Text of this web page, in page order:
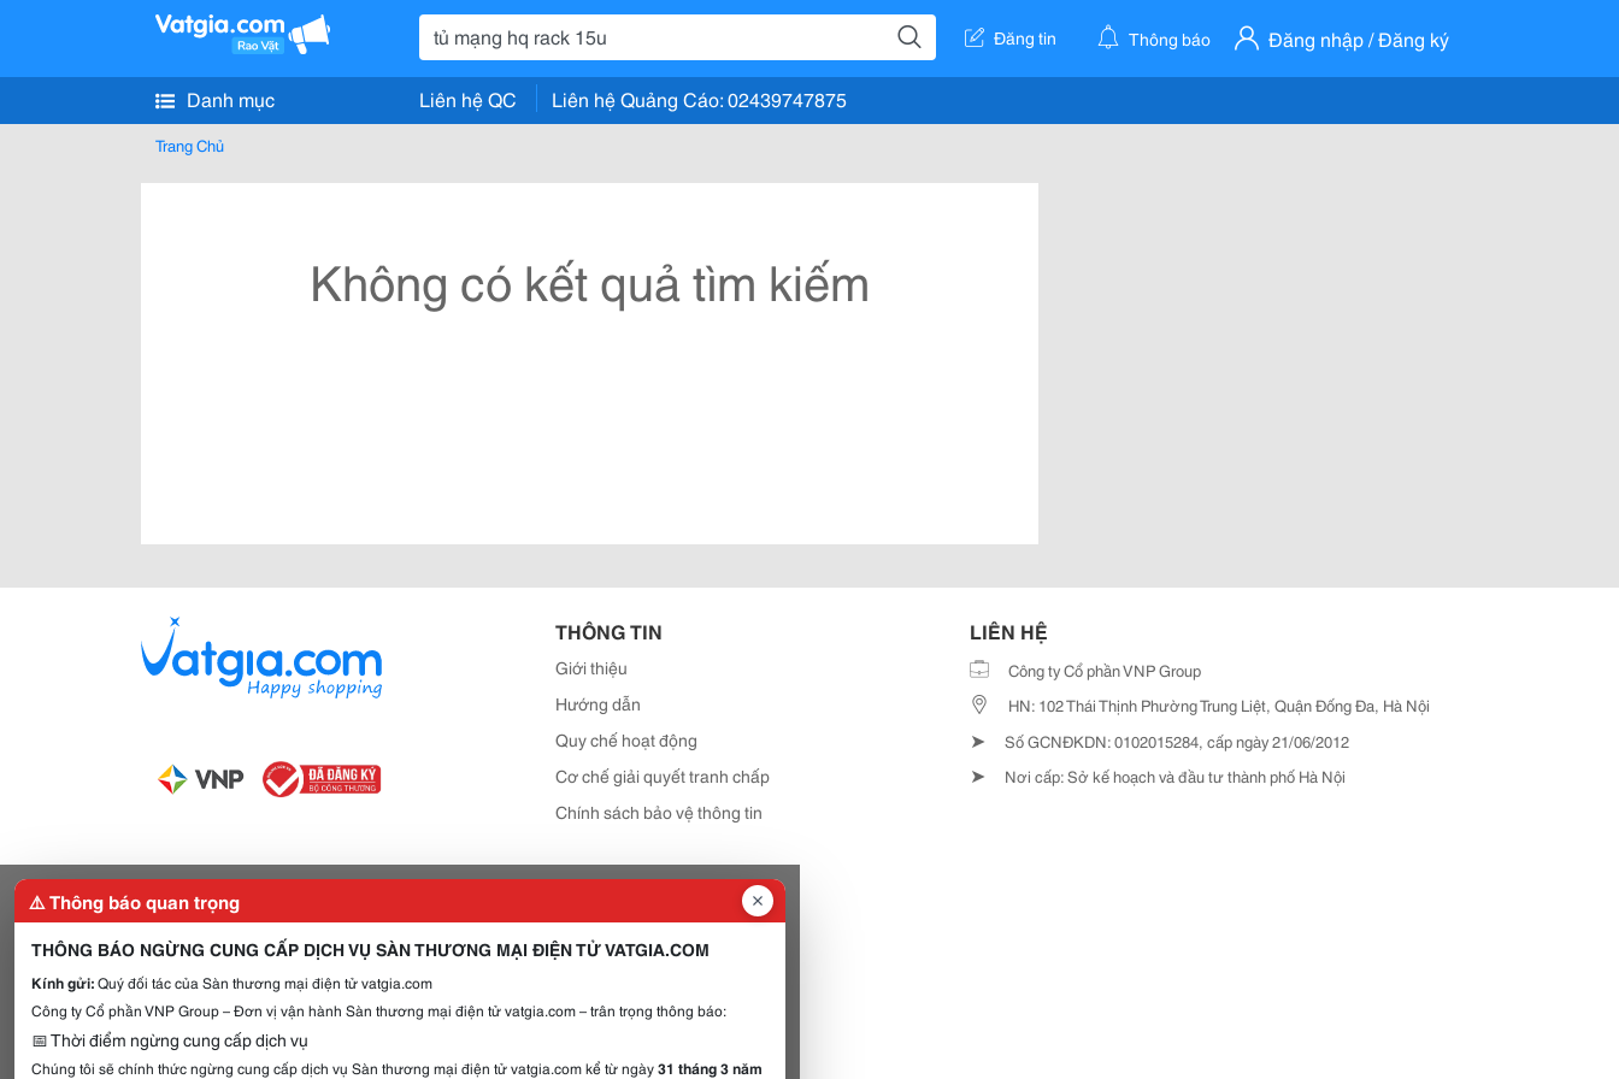
Đăng tin Thông báo Đăng nhập / Đăng ký
Danh mục Liên hệ QC Liên hệ Quảng Cáo: 02439747875
Trang Chủ
Không có kết quả tìm kiếm
THÔNG TIN
Giới thiệu
Hướng dẫn
Quy chế hoạt động
Cơ chế giải quyết tranh chấp
Chính sách bảo vệ thông tin
LIÊN HỆ
Công ty Cổ phần VNP Group
HN: 102 Thái Thịnh Phường Trung Liệt, Quận Đống Đa, Hà Nội
➤ Số GCNĐKDN: 0102015284, cấp ngày 21/06/2012
➤ Nơi cấp: Sở kế hoạch và đầu tư thành phố Hà Nội
⚠️ Thông báo quan trọng
THÔNG BÁO NGỪNG CUNG CẤP DỊCH VỤ SÀN THƯƠNG MẠI ĐIỆN TỬ VATGIA.COM
Kính gửi:Quý đối tác của Sàn thương mại điện tử vatgia.com
Công ty Cổ phần VNP Group – Đơn vị vận hành Sàn thương mại điện tử vatgia.com – trân trọng thông báo:
📅 Thời điểm ngừng cung cấp dịch vụ
Chúng tôi sẽ chính thức ngừng cung cấp dịch vụ Sàn thương mại điện tử vatgia.com kể từ ngày31 tháng 3 năm